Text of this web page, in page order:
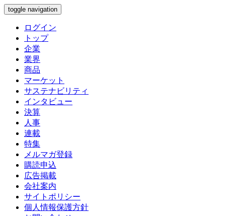
toggle navigation
ログイン
トップ
企業
業界
商品
マーケット
サステナビリティ
インタビュー
決算
人事
連載
特集
メルマガ登録
購読申込
広告掲載
会社案内
サイトポリシー
個人情報保護方針